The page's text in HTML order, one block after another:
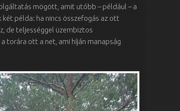
mögött, amit utóbb – például – a
két példa: ha nincs összefogás az ott
de teljességgel üzembiztos
torára ott a net, ami híján manapság